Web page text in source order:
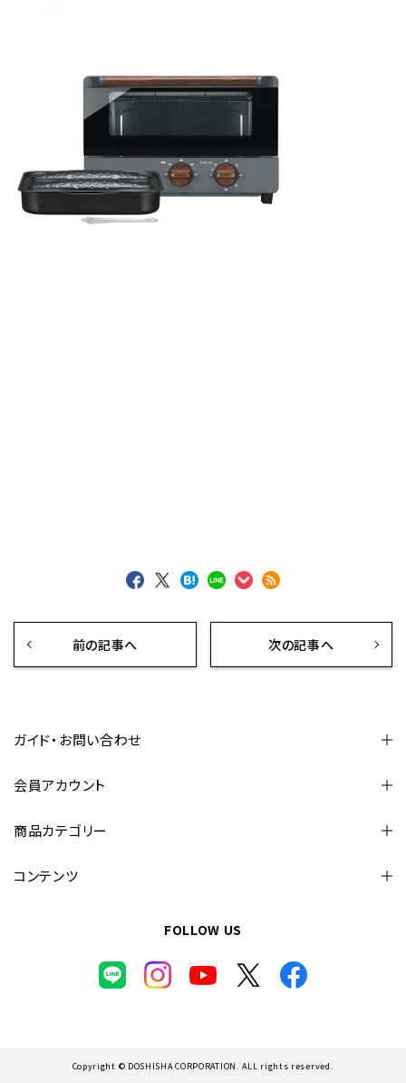
前の記事へ 次の記事へ
ガイド・お問い合わせ
会員アカウント
商品カテゴリー
コンテンツ
FOLLOW US
Copyright © DOSHISHA CORPORATION. ALL rights reserved.